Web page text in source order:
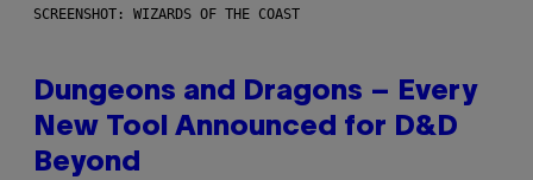
SCREENSHOT: WIZARDS OF THE COAST
Dungeons and Dragons – Every
New Tool Announced for D&D
Beyond